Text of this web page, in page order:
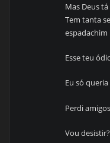
Mas Deus
Tem tanta
espadachim
Esse teu
Eu só
Perdi
Vou desistir?